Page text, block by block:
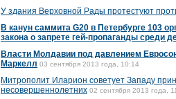
У здания Верховной Рады протестуют
В канун саммита G20 в Петербурге 103
закона о запрете гей-пропаганды среди
Власти Молдавии под давлением
Маркелл 03 сентября 2013 года, 10:14
Митрополит Иларион советует Западу
несовершеннолетних 02 сентября 2013 года,